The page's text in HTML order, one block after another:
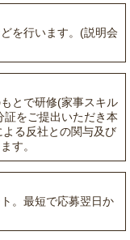
を行います。(説明会
とで研修(家事スキル
をご提出いただき本
る反社との関与及び
す。
。最短で応募翌日か